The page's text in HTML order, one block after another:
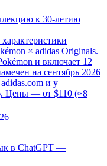
к 30-летию
× adidas Originals.
и включает 12
на сентябрь 2026
и у
Цены — от $110 (≈8